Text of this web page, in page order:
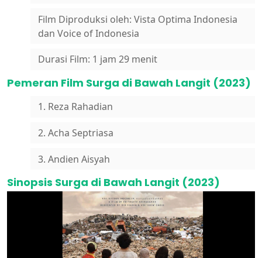
Film Diproduksi oleh: Vista Optima Indonesia
dan Voice of Indonesia
Durasi Film: 1 jam 29 menit
Pemeran Film Surga di Bawah Langit (2023)
1. Reza Rahadian
2. Acha Septriasa
3. Andien Aisyah
Sinopsis Surga di Bawah Langit (2023)